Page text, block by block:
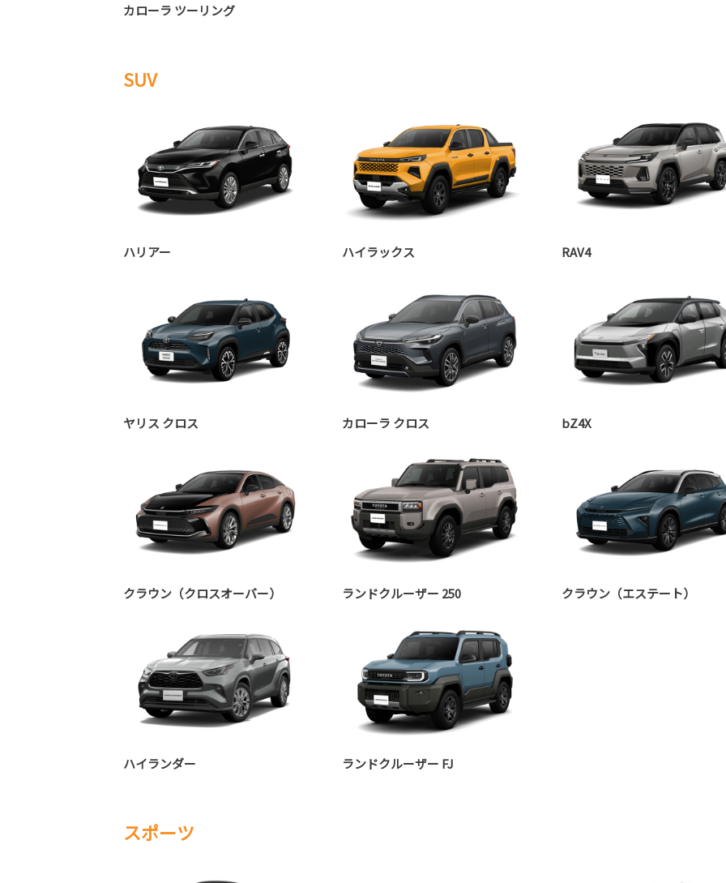
カローラ ツーリング
SUV
ハリアー ハイラックス RAV4
ヤリス クロス カローラ クロス bZ4X
クラウン（クロスオーバー） ランドクルーザー 250 クラウン（エステート）
ハイランダー ランドクルーザー FJ
スポーツ